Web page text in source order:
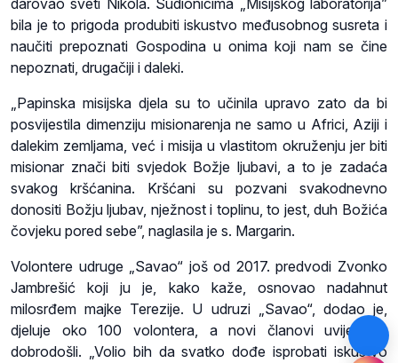
darovao sveti Nikola. Sudionicima „Misijskog laboratorija”
bila je to prigoda produbiti iskustvo međusobnog susreta i
naučiti prepoznati Gospodina u onima koji nam se čine
nepoznati, drugačiji i daleki.
„Papinska misijska djela su to učinila upravo zato da bi
posvijestila dimenziju misionarenja ne samo u Africi, Aziji i
dalekim zemljama, već i misija u vlastitom okruženju jer biti
misionar znači biti svjedok Božje ljubavi, a to je zadaća
svakog kršćanina. Kršćani su pozvani svakodnevno
donositi Božju ljubav, nježnost i toplinu, to jest, duh Božića
čovjeku pored sebe”, naglasila je s. Margarin.
Volontere udruge „Savao“ još od 2017. predvodi Zvonko
Jambrešić koji ju je, kako kaže, osnovao nadahnut
milosrđem majke Terezije. U udruzi „Savao“, dodao je,
djeluje oko 100 volontera, a novi članovi uvijek su
dobrodošli. „Volio bih da svatko dođe isprobati iskustvo